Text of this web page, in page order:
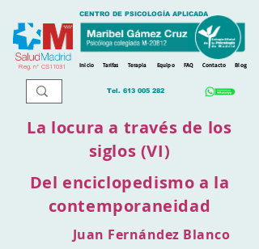
Reg. nº CS11031
CENTRO DE PSICOLOGÍA APLICADA
Inicio Tarifas Terapia Equipo FAQ Contacto Blog
Tel. 613 005 282
La locura a través de los
siglos (VI)
Del enciclopedismo a la
contemporaneidad
Juan Fernández Blanco